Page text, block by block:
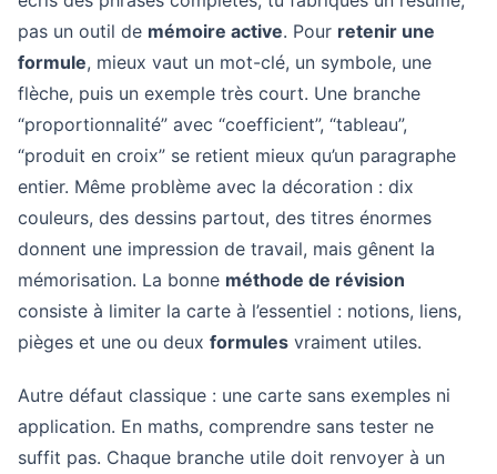
pas un outil de mémoire active. Pour retenir une
formule, mieux vaut un mot-clé, un symbole, une
flèche, puis un exemple très court. Une branche
“proportionnalité” avec “coefficient”, “tableau”,
“produit en croix” se retient mieux qu’un paragraphe
entier. Même problème avec la décoration : dix
couleurs, des dessins partout, des titres énormes
donnent une impression de travail, mais gênent la
mémorisation. La bonne méthode de révision
consiste à limiter la carte à l’essentiel : notions, liens,
pièges et une ou deux formules vraiment utiles.
Autre défaut classique : une carte sans exemples ni
application. En maths, comprendre sans tester ne
suffit pas. Chaque branche utile doit renvoyer à un